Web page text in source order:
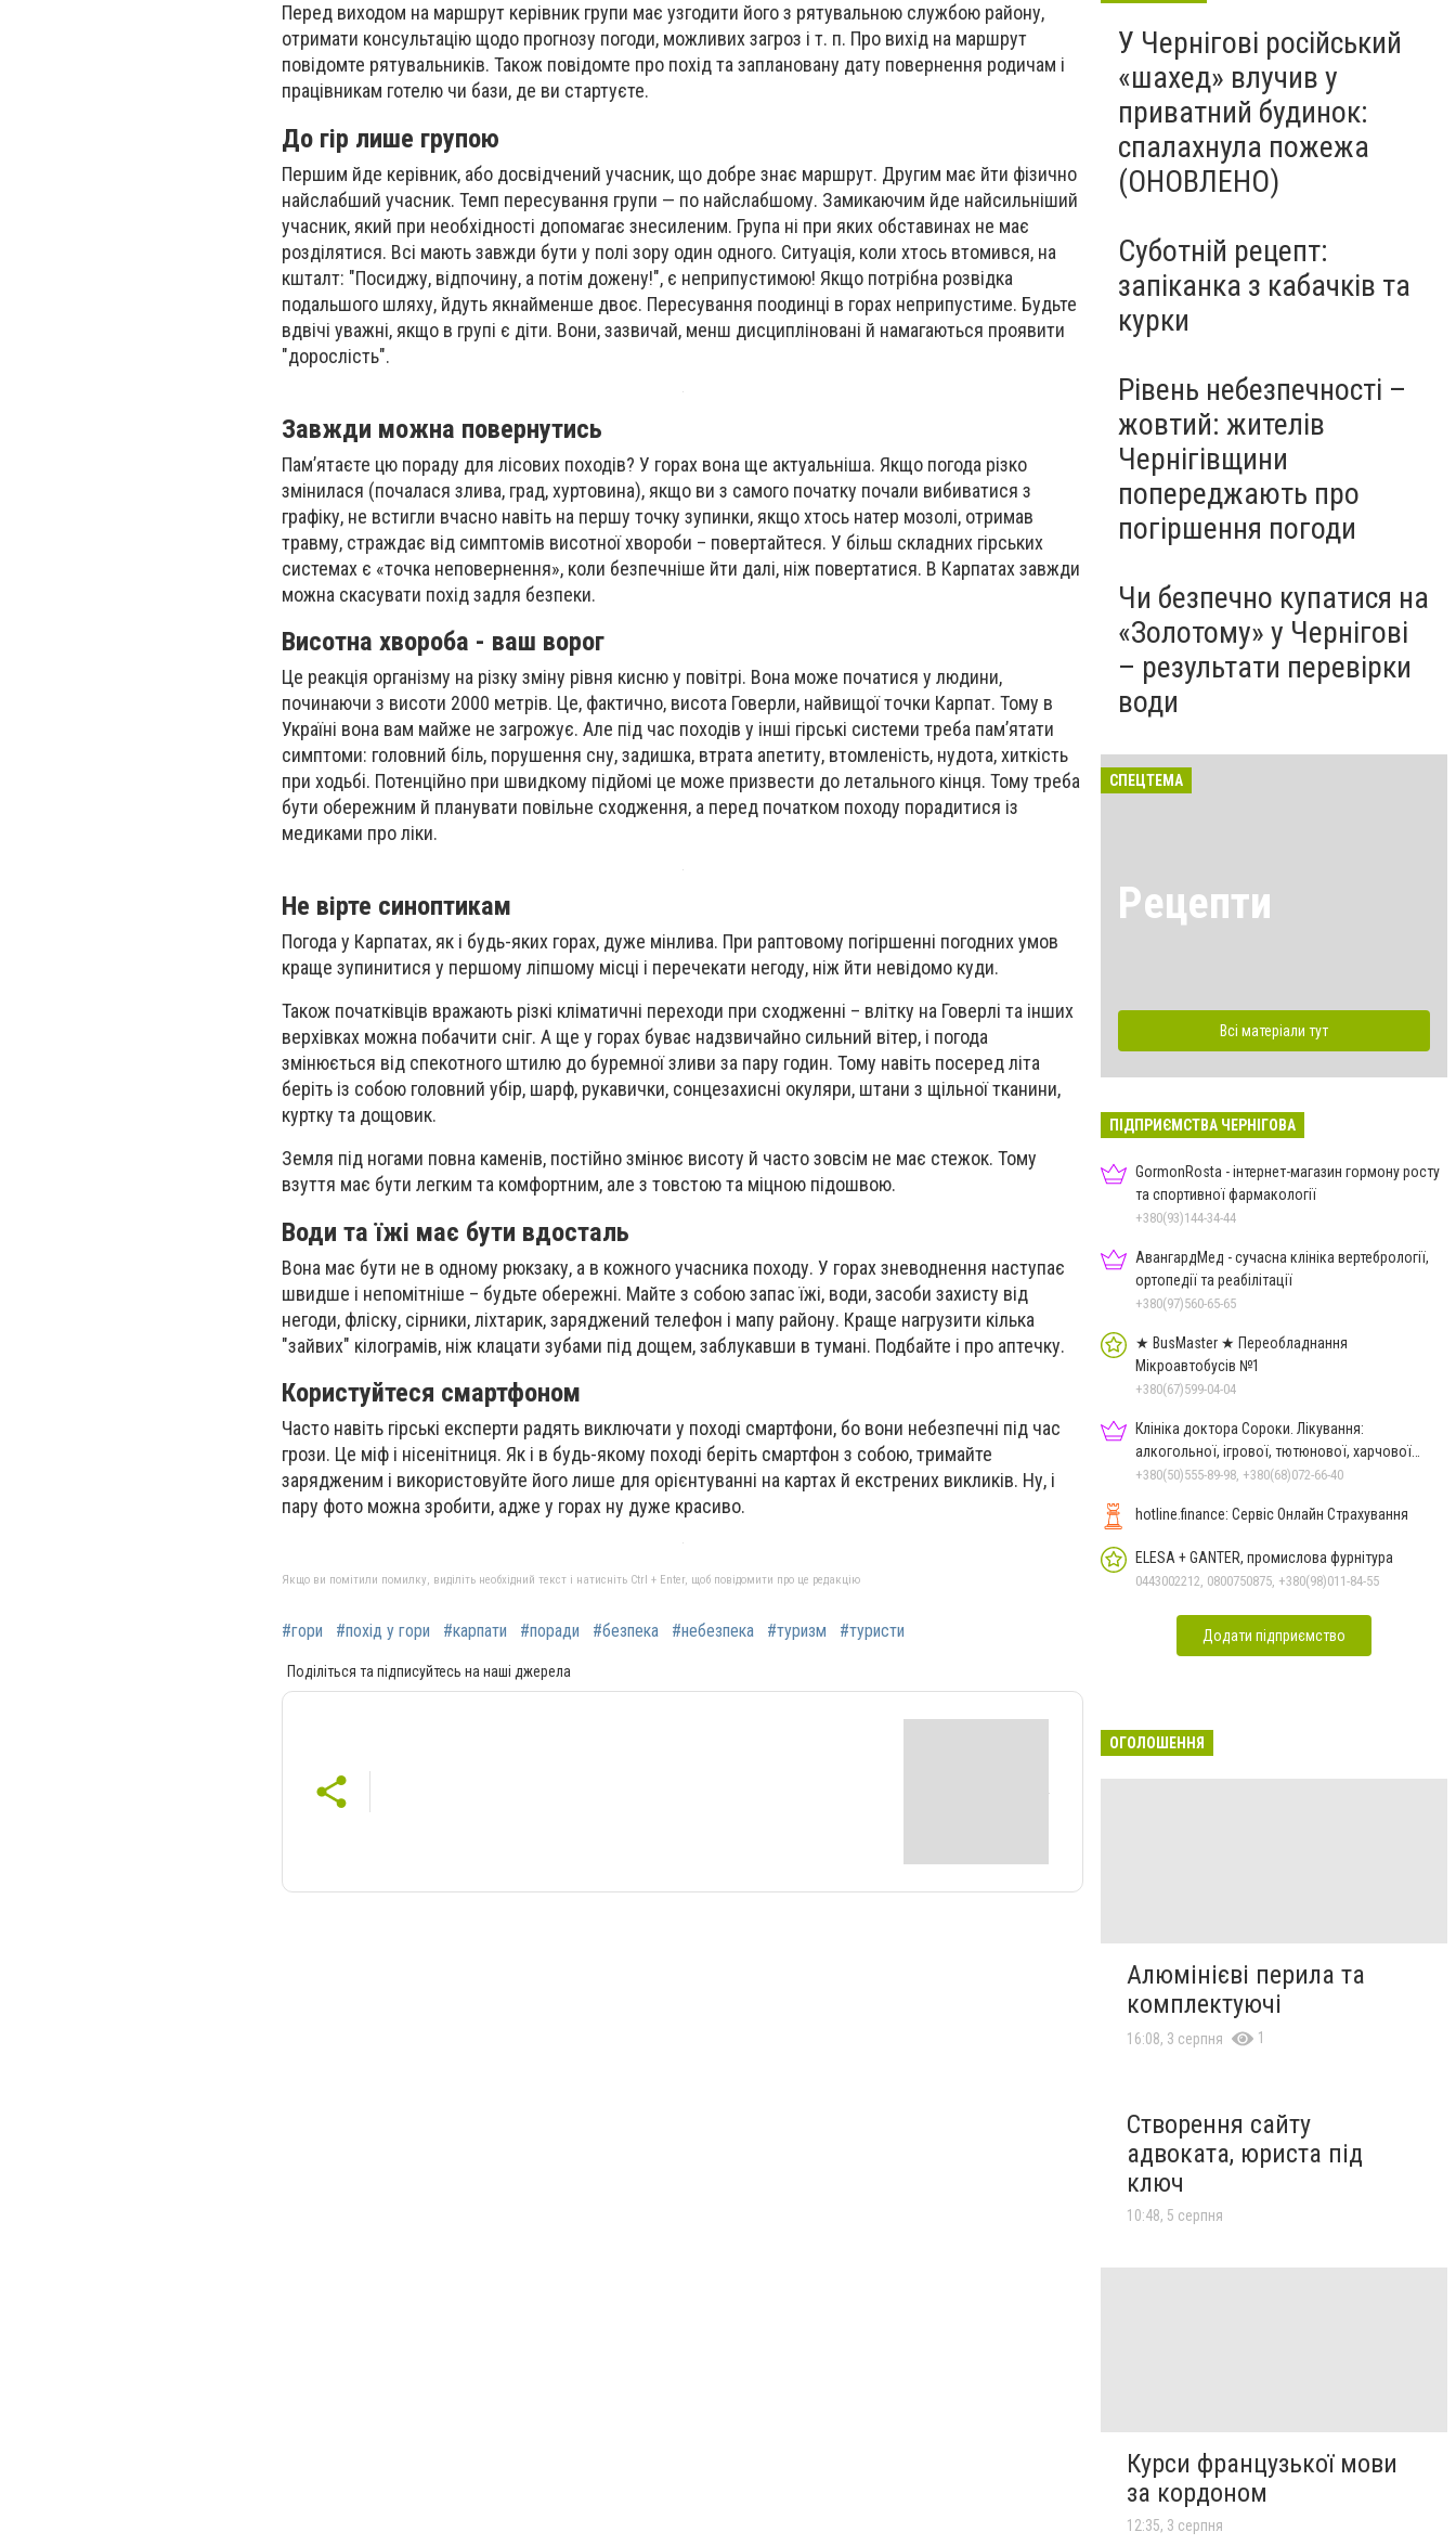
Перед виходом на маршрут керівник групи має узгодити його з рятувальною службою району,
отримати консультацію щодо прогнозу погоди, можливих загроз і т. п. Про вихід на маршрут
повідомте рятувальників. Також повідомте про похід та заплановану дату повернення родичам і
працівникам готелю чи бази, де ви стартуєте.
До гір лише групою
Першим йде керівник, або досвідчений учасник, що добре знає маршрут. Другим має йти фізично
найслабший учасник. Темп пересування групи — по найслабшому. Замикаючим йде найсильніший
учасник, який при необхідності допомагає знесиленим. Група ні при яких обставинах не має
розділятися. Всі мають завжди бути у полі зору один одного. Ситуація, коли хтось втомився, на
кшталт: "Посиджу, відпочину, а потім дожену!", є неприпустимою! Якщо потрібна розвідка
подальшого шляху, йдуть якнайменше двоє. Пересування поодинці в горах неприпустиме. Будьте
вдвічі уважні, якщо в групі є діти. Вони, зазвичай, менш дисципліновані й намагаються проявити
"дорослість".
Завжди можна повернутись
Пам’ятаєте цю пораду для лісових походів? У горах вона ще актуальніша. Якщо погода різко
змінилася (почалася злива, град, хуртовина), якщо ви з самого початку почали вибиватися з
графіку, не встигли вчасно навіть на першу точку зупинки, якщо хтось натер мозолі, отримав
травму, страждає від симптомів висотної хвороби – повертайтеся. У більш складних гірських
системах є «точка неповернення», коли безпечніше йти далі, ніж повертатися. В Карпатах завжди
можна скасувати похід задля безпеки.
Висотна хвороба - ваш ворог
Це реакція організму на різку зміну рівня кисню у повітрі. Вона може початися у людини,
починаючи з висоти 2000 метрів. Це, фактично, висота Говерли, найвищої точки Карпат. Тому в
Україні вона вам майже не загрожує. Але під час походів у інші гірські системи треба пам’ятати
симптоми: головний біль, порушення сну, задишка, втрата апетиту, втомленість, нудота, хиткість
при ходьбі. Потенційно при швидкому підйомі це може призвести до летального кінця. Тому треба
бути обережним й планувати повільне сходження, а перед початком походу порадитися із
медиками про ліки.
Не вірте синоптикам
Погода у Карпатах, як і будь-яких горах, дуже мінлива. При раптовому погіршенні погодних умов
краще зупинитися у першому ліпшому місці і перечекати негоду, ніж йти невідомо куди.
Також початківців вражають різкі кліматичні переходи при сходженні – влітку на Говерлі та інших
верхівках можна побачити сніг. А ще у горах буває надзвичайно сильний вітер, і погода
змінюється від спекотного штилю до буремної зливи за пару годин. Тому навіть посеред літа
беріть із собою головний убір, шарф, рукавички, сонцезахисні окуляри, штани з щільної тканини,
куртку та дощовик.
Земля під ногами повна каменів, постійно змінює висоту й часто зовсім не має стежок. Тому
взуття має бути легким та комфортним, але з товстою та міцною підошвою.
Води та їжі має бути вдосталь
Вона має бути не в одному рюкзаку, а в кожного учасника походу. У горах зневоднення наступає
швидше і непомітніше – будьте обережні. Майте з собою запас їжі, води, засоби захисту від
негоди, фліску, сірники, ліхтарик, заряджений телефон і мапу району. Краще нагрузити кілька
"зайвих" кілограмів, ніж клацати зубами під дощем, заблукавши в тумані. Подбайте і про аптечку.
Користуйтеся смартфоном
Часто навіть гірські експерти радять виключати у поході смартфони, бо вони небезпечні під час
грози. Це міф і нісенітниця. Як і в будь-якому поході беріть смартфон з собою, тримайте
зарядженим і використовуйте його лише для орієнтуванні на картах й екстрених викликів. Ну, і
пару фото можна зробити, адже у горах ну дуже красиво.
Якщо ви помітили помилку, виділіть необхідний текст і натисніть Ctrl + Enter, щоб повідомити про це редакцію
#гори #похід у гори #карпати #поради #безпека #небезпека #туризм #туристи
Поділіться та підписуйтесь на наші джерела
У Чернігові російський
«шахед» влучив у
приватний будинок:
спалахнула пожежа
(ОНОВЛЕНО)
Суботній рецепт:
запіканка з кабачків та
курки
Рівень небезпечності –
жовтий: жителів
Чернігівщини
попереджають про
погіршення погоди
Чи безпечно купатися на
«Золотому» у Чернігові
– результати перевірки
води
СПЕЦТЕМА
Рецепти
Всі матеріали тут
ПІДПРИЄМСТВА ЧЕРНІГОВА
GormonRosta - інтернет-магазин гормону росту
та спортивної фармакології
+380(93)144-34-44
АвангардМед - сучасна клініка вертебрології,
ортопедії та реабілітації
+380(97)560-65-65
★ BusMaster ★ Переобладнання
Мікроавтобусів №1
+380(67)599-04-04
Клініка доктора Сороки. Лікування:
алкогольної, ігрової, тютюнової, харчової
залежностей, неврозів т
+380(50)555-89-98, +380(68)072-66-40
hotline.finance: Сервіс Онлайн Страхування
ELESA + GANTER, промислова фурнітура
0443002212, 0800750875, +380(98)011-84-55
Додати підприємство
ОГОЛОШЕННЯ
Алюмінієві перила та
комплектуючі
16:08, 3 серпня 1
Створення сайту
адвоката, юриста під
ключ
10:48, 5 серпня
Курси французької мови
за кордоном
12:35, 3 серпня